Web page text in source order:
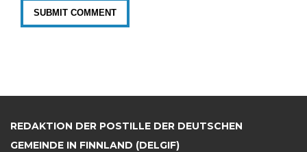
REDAKTION DER POSTILLE DER DEUTSCHEN
GEMEINDE IN FINNLAND (DELGIF)